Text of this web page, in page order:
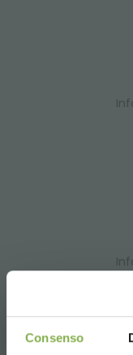
Consenso